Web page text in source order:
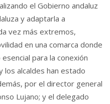
el Gobierno andaluz
y adaptarla a
vez más extremos,
en una comarca donde
para la conexión
los alcaldes han estado
por el director general
Lujano; y el delegado